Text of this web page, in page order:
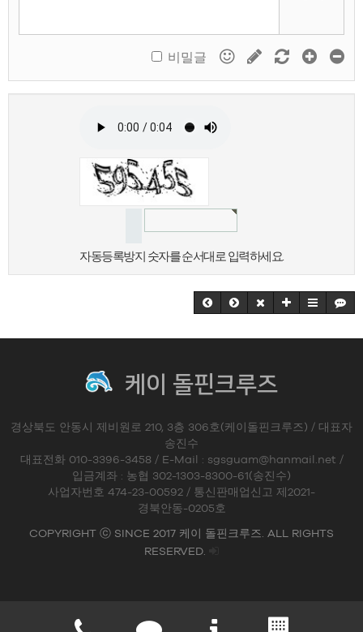
비밀글
자동등록방지 숫자를 순서대로 입력하세요.
케이 돌핀크루즈
경상북도 안동시 제비원로 210, 3층 306호(케이돌핀크루즈) / 대표자
송진수
대표전화 010-3396-3458 / E-Mail : sgsguam@hanmail.net /
입금계좌 : 농협 302-1303-8300-61(송진수)
사업자번호 474-23-00592 / 통신판매업신고 제2021-
경북안동-0205호
COPYRIGHT ⓒ SINCE 2017 케이 돌핀크루즈. ALL RIGHTS
RESERVED.